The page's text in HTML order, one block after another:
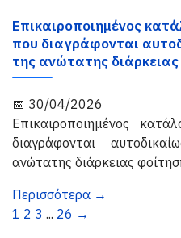
Επικαιροποιημένος
που διαγράφονται
της ανώτατης
📅 30/04/2026
Επικαιροποιημένος
διαγράφονται
ανώτατης διάρκειας
Περισσότερα →
1 2 3 ... 26 →